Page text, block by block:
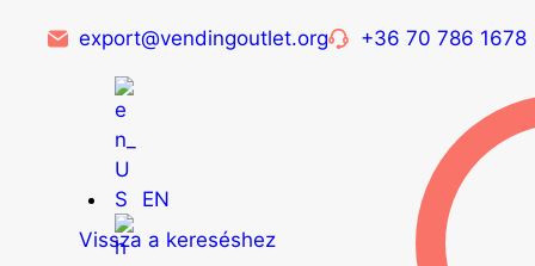
export@vendingoutlet.org +36 70 786 1678
EN
Vissza a kereséshez